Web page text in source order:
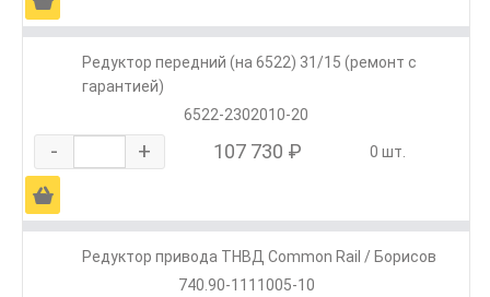
Редуктор передний (на 6522) 31/15 (ремонт с
гарантией)
6522-2302010-20
- + 107 730 ₽ 0 шт.
Ä
Редуктор привода ТНВД Common Rail / Борисов
740.90-1111005-10